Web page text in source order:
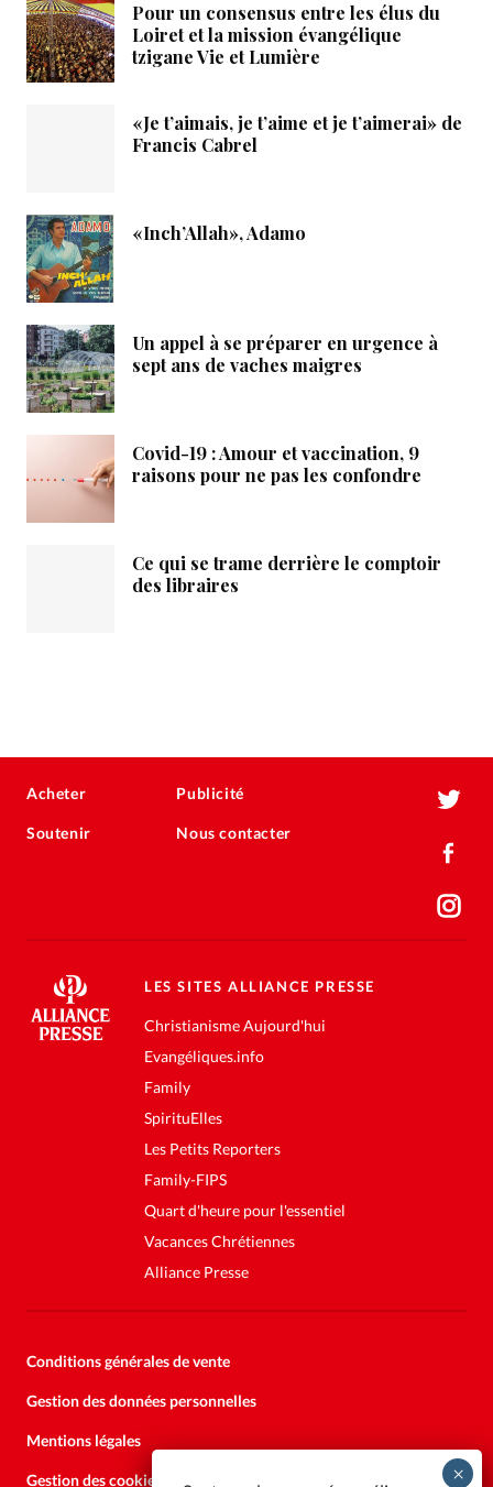
Pour un consensus entre les élus du
Loiret et la mission évangélique
tzigane Vie et Lumière
«Je t’aimais, je t’aime et je t’aimerai» de
Francis Cabrel
«Inch’Allah», Adamo
Un appel à se préparer en urgence à
sept ans de vaches maigres
Covid-19 : Amour et vaccination, 9
raisons pour ne pas les confondre
Ce qui se trame derrière le comptoir
des libraires
Acheter
Soutenir
Publicité
Nous contacter
LES SITES ALLIANCE PRESSE
Christianisme Aujourd'hui
Evangéliques.info
Family
SpirituElles
Les Petits Reporters
Family-FIPS
Quart d'heure pour l'essentiel
Vacances Chrétiennes
Alliance Presse
Conditions générales de vente
Gestion des données personnelles
Mentions légales
Gestion des cookies